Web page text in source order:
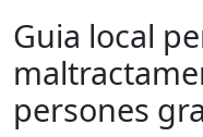
Guia local
persones